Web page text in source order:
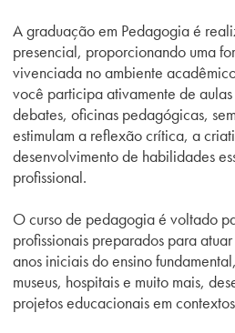
A graduação em Pedagogia é
presencial, proporcionando uma
vivenciada no ambiente
você participa ativamente de
debates, oficinas pedagógicas,
estimulam a reflexão crítica, a
desenvolvimento de habilidades
profissional.
O curso de pedagogia é voltado
profissionais preparados para
anos iniciais do ensino
museus, hospitais e muito mais,
projetos educacionais em